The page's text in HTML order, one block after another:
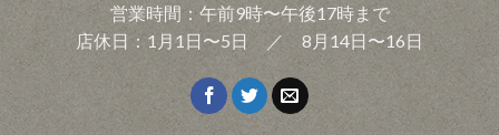
営業時間：午前9時〜午後17時まで
店休日：1月1日〜5日 ／ 8月14日〜16日